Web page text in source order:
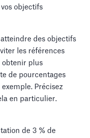
objectifs
des objectifs
les références
obtenir plus
de pourcentages
Précisez
en particulier.
de 3 % de